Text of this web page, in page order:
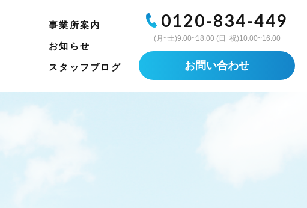
事業所案内
お知らせ
スタッフブログ
0120-834-449
(月~土)9:00~18:00 (日･祝)10:00~16:00
お問い合わせ